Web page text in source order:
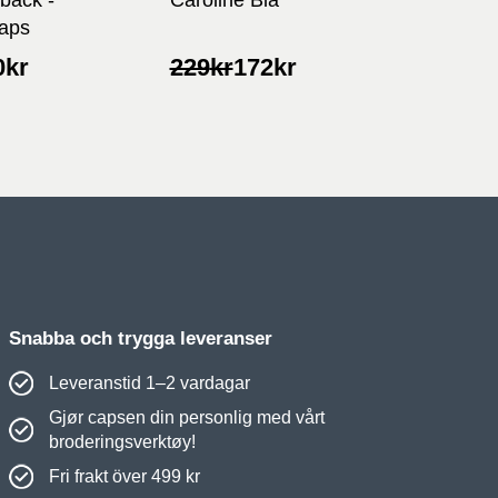
kr 229kr
Opprinnelig
172kr
Nåværende
Snabba och trygga leveranser
Leveranstid 1–2 vardagar
Gjør capsen din personlig med vårt
broderingsverktøy!
Fri frakt över 499 kr